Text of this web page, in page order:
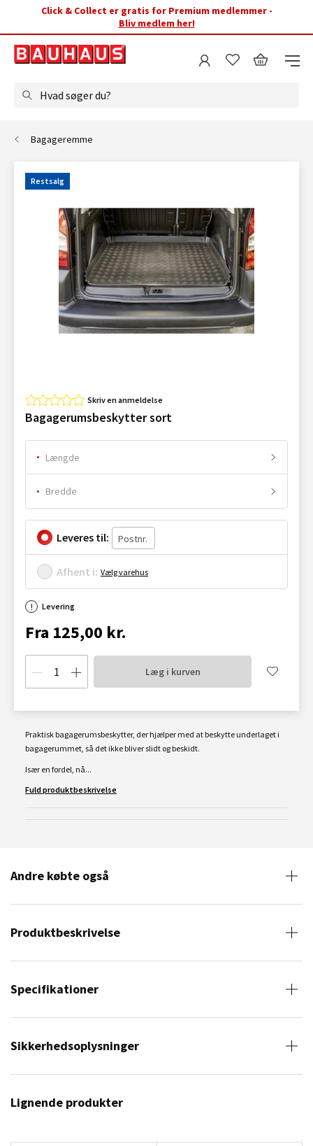
Click & Collect er gratis for Premium medlemmer -
Bliv medlem her!
Hvad søger du?
Bagageremme
Restsalg
Skriv en anmeldelse
Bagagerumsbeskytter sort
Længde
Bredde
Leveres til:
Afhent i: Vælg varehus
Levering
Fra 125,00 kr.
Læg i kurven
Praktisk bagagerumsbeskytter, der hjælper med at beskytte underlaget i
bagagerummet, så det ikke bliver slidt og beskidt.
Især en fordel, nå...
Fuld produktbeskrivelse
Andre købte også
Produktbeskrivelse
Specifikationer
Sikkerhedsoplysninger
Lignende produkter